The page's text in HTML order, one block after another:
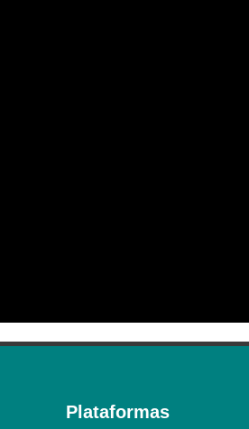
Plataformas